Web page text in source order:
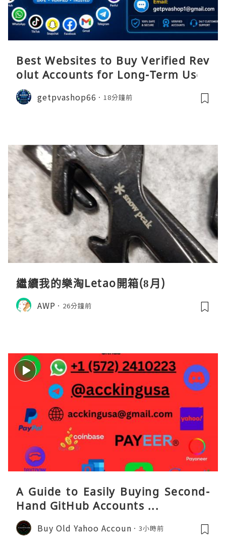
Best Websites to Buy Verified Rev
olut Accounts for Long-Term Use
getpvashop66 18分鐘前
繼續我的樂淘Letao開箱(8月)
AWP 26分鐘前
A Guide to Easily Buying Second-
Hand GitHub Accounts ...
Buy Old Yahoo Accoun 3小時前